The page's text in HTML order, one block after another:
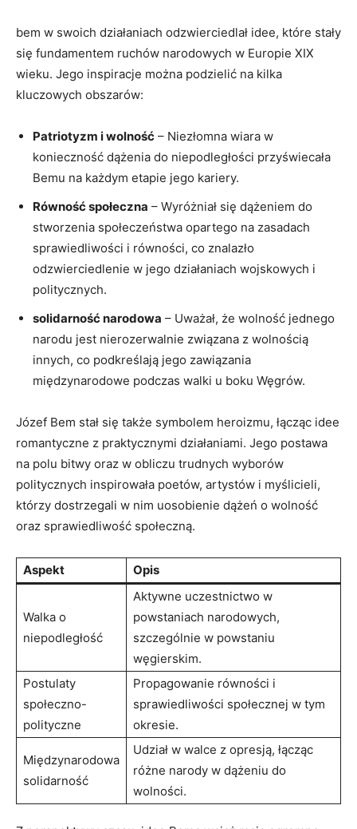
bem w swoich działaniach odzwierciedlał⁣ idee, które ⁤stały
się fundamentem‍ ruchów ‍narodowych w Europie XIX
wieku. Jego inspiracje można podzielić na kilka
⁢kluczowych obszarów:
Patriotyzm i wolność – Niezłomna wiara ‍w
konieczność dążenia do ⁤niepodległości przyświecała
Bemu na każdym etapie‍ jego kariery.
Równość społeczna – Wyróżniał się dążeniem do
stworzenia społeczeństwa ⁢opartego na⁢ zasadach
sprawiedliwości i równości, co znalazło
odzwierciedlenie w jego działaniach ​wojskowych i
politycznych.
solidarność ⁣narodowa – Uważał, że wolność ‌jednego⁣
narodu jest nierozerwalnie związana z wolnością
innych, co podkreślają jego zawiązania
międzynarodowe podczas ⁤walki u boku ⁤Węgrów.
Józef Bem stał się‌ także symbolem heroizmu, łącząc idee
romantyczne z praktycznymi działaniami. Jego postawa
na polu bitwy oraz w⁤ obliczu trudnych wyborów
politycznych⁤ inspirowała poetów, artystów ⁢i myślicieli,
którzy dostrzegali w nim uosobienie dążeń o wolność⁣
oraz sprawiedliwość społeczną.
Aspekt Opis
Walka o
niepodległość
Aktywne uczestnictwo w
powstaniach narodowych,
szczególnie w powstaniu
węgierskim.
Postulaty ​
społeczno-
polityczne
Propagowanie równości i
sprawiedliwości społecznej w tym
okresie.
Międzynarodowa
solidarność
Udział w walce z opresją, łącząc​
różne narody w dążeniu do
wolności.